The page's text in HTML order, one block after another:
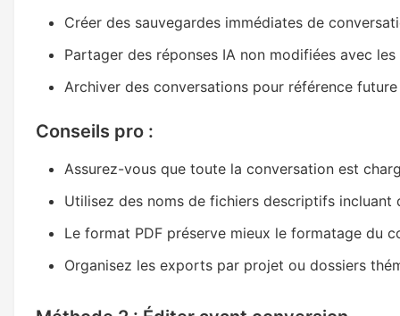
Créer des sauvegardes immédiates de
Partager des réponses IA non modifiées avec
Archiver des conversations pour référence future
Conseils pro :
Assurez-vous que toute la conversation est
Utilisez des noms de fichiers descriptifs incluant
Le format PDF préserve mieux le formatage du
Organisez les exports par projet ou dossiers